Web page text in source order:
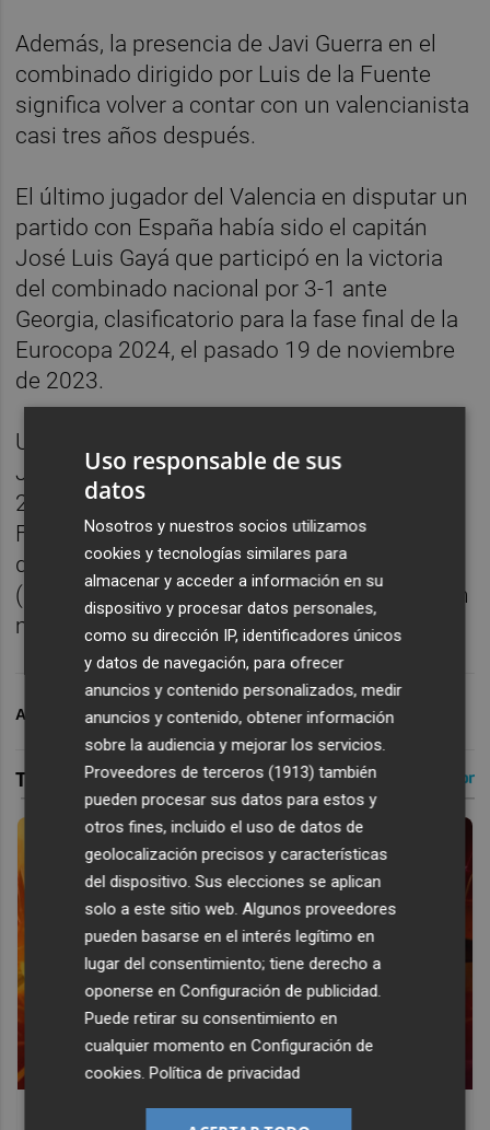
Además, la presencia de Javi Guerra en el
combinado dirigido por Luis de la Fuente
significa volver a contar con un valencianista
casi tres años después.
El último jugador del Valencia en disputar un
partido con España había sido el capitán
José Luis Gayá que participó en la victoria
del combinado nacional por 3-1 ante
Georgia, clasificatorio para la fase final de la
Eurocopa 2024, el pasado 19 de noviembre
de 2023.
Una situación que pudo haber cambiado
José Luis García ’Pepelu’, en septiembre de
2024, cuando fue convocado por De la
Fuente para disputar dos partidos de la Liga
de las Naciones – ante Serbia (0-0) y Suiza
(1-4) – pero finalmente éste no disputó ni un
minuto.
ARCHIVADO EN VALENCIA CF
Corepunk MMORPG
Uso responsable de sus
datos
Nosotros y nuestros socios utilizamos
cookies y tecnologías similares para
almacenar y acceder a información en su
dispositivo y procesar datos personales,
como su dirección IP, identificadores únicos
y datos de navegación, para ofrecer
anuncios y contenido personalizados, medir
anuncios y contenido, obtener información
sobre la audiencia y mejorar los servicios.
Proveedores de terceros (1913) también
pueden procesar sus datos para estos y
otros fines, incluido el uso de datos de
geolocalización precisos y características
del dispositivo. Sus elecciones se aplican
solo a este sitio web. Algunos proveedores
pueden basarse en el interés legítimo en
lugar del consentimiento; tiene derecho a
oponerse enConfiguración de publicidad.
Puede retirar su consentimiento en
cualquier momento enConfiguración de
cookies.Política de privacidad